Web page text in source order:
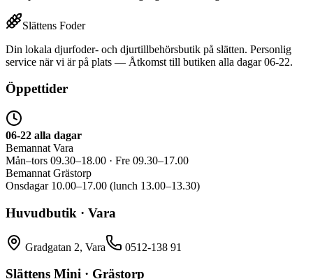
Slättens Foder
Din lokala djurfoder- och djurtillbehörsbutik på slätten. Personlig
service när vi är på plats — Åtkomst till butiken alla dagar 06-22.
Öppettider
06-22 alla dagar
Bemannat Vara
Mån–tors 09.30–18.00 · Fre 09.30–17.00
Bemannat Grästorp
Onsdagar 10.00–17.00 (lunch 13.00–13.30)
Huvudbutik · Vara
Gradgatan 2, Vara 0512-138 91
Slättens Mini · Grästorp